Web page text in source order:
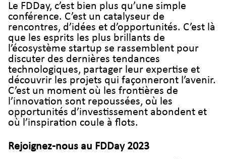
Le FDDay, c’est bien plus qu’une simple
conférence. C’est un catalyseur de
rencontres, d’idées et d’opportunités. C’est là
que les esprits les plus brillants de
l’écosystème startup se rassemblent pour
discuter des dernières tendances
technologiques, partager leur expertise et
découvrir les projets qui façonneront l’avenir.
C’est un moment où les frontières de
l’innovation sont repoussées, où les
opportunités d’investissement abondent et
où l’inspiration coule à flots.
Rejoignez-nous au FDDay 2023